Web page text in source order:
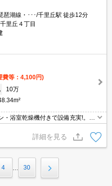
琶湖線・･･･/千里丘駅 徒歩12分
里丘４丁目
費等：4,100円)
10万
浴室乾燥機付きで設備充実!。ウ
題。24時間安心サポート1,980
詳細を見る
4 30